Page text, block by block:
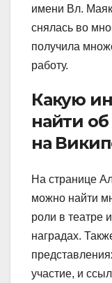
имени Вл.
снялась во
получила
работу.
Какую
найти
на
На странице
можно найти
роли в театре
наградах.
участие, и